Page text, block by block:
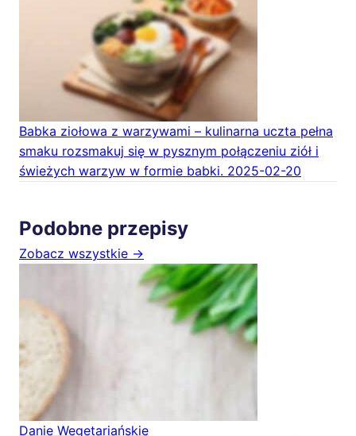
Babka ziołowa z warzywami – kulinarna uczta pełna
smaku rozsmakuj się w pysznym połączeniu ziół i
świeżych warzyw w formie babki. 2025-02-20
Podobne przepisy
Zobacz wszystkie →
Danie Wegetariańskie